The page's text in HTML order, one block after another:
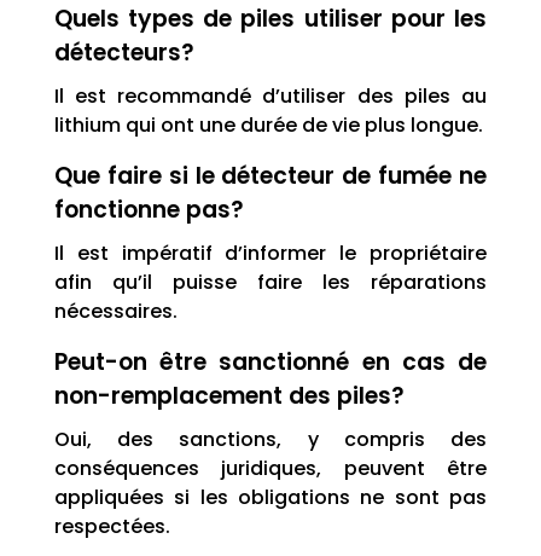
Quels types de piles utiliser pour les
détecteurs?
Il est recommandé d’utiliser des piles au
lithium qui ont une durée de vie plus longue.
Que faire si le détecteur de fumée ne
fonctionne pas?
Il est impératif d’informer le propriétaire
afin qu’il puisse faire les réparations
nécessaires.
Peut-on être sanctionné en cas de
non-remplacement des piles?
Oui, des sanctions, y compris des
conséquences juridiques, peuvent être
appliquées si les obligations ne sont pas
respectées.